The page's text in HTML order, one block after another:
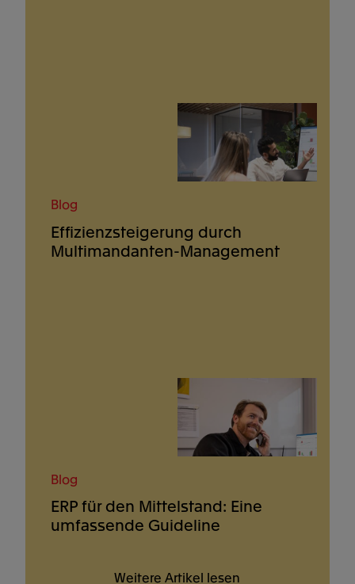
Blog
Effizienzsteigerung durch
Multimandanten-Management
Blog
ERP für den Mittelstand: Eine
umfassende Guideline
Weitere Artikel lesen